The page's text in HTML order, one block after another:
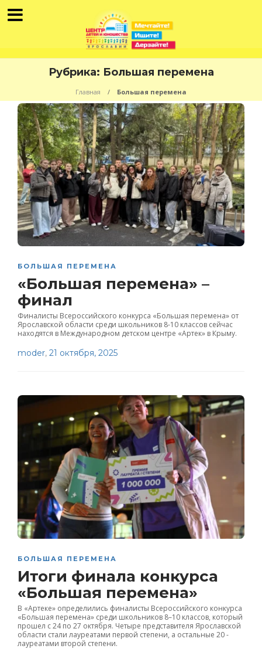
Рубрика: Большая перемена
Главная Большая перемена
БОЛЬШАЯ ПЕРЕМЕНА
«Большая перемена» –
финал
Финалисты Всероссийского конкурса «Большая перемена» от
Ярославской области среди школьников 8-10 классов сейчас
находятся в Международном детском центре «Артек» в Крыму.
moder, 21 октября, 2025
БОЛЬШАЯ ПЕРЕМЕНА
Итоги финала конкурса
«Большая перемена»
В «Артеке» определились финалисты Всероссийского конкурса
«Большая перемена» среди школьников 8–10 классов, который
прошел с 24 по 27 октября. Четыре представителя Ярославской
области стали лауреатами первой степени, а остальные 20 -
лауреатами второй степени.